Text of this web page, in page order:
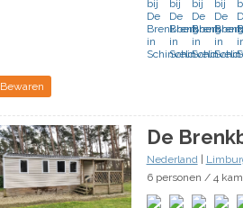
Bewaren
De
Nederland|
6 personen / 4